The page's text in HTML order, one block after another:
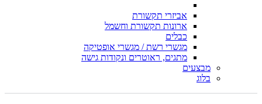
אביזרי תקשורת
ארונות תקשורת וחשמל
כבלים
מגשרי רשת / מגשרי אופטיקה
מתגים, ראוטרים ונקודות גישה
מבצעים
בלוג